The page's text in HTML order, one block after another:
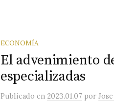
ECONOMÍA
El advenimiento
especializadas
Publicado en 2023.01.07 por